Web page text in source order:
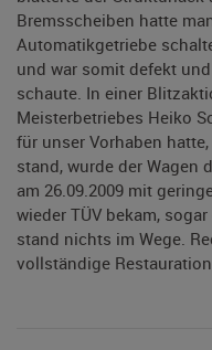
Bremsscheiben hatte
Automatikgetriebe
und war somit defekt
schaute. In einer
Meisterbetriebes Heiko
für unser Vorhaben
stand, wurde der Wagen
am 26.09.2009 mit
wieder TÜV bekam,
stand nichts im Wege.
vollständige